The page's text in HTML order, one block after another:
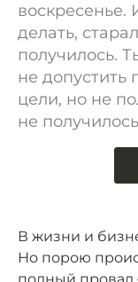
воскресенье.
делать,
получилось.
не допустить
цели, но не
не
В жизни и
Но порою